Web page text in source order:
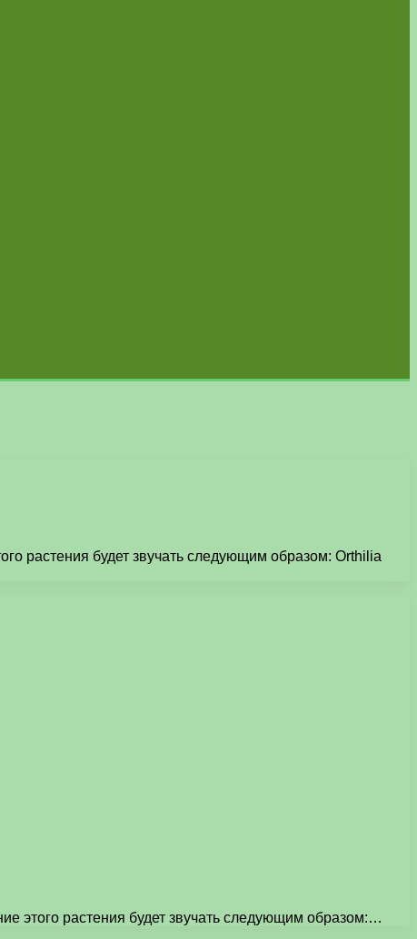
растения будет звучать следующим образом: Orthilia
этого растения будет звучать следующим образом:…